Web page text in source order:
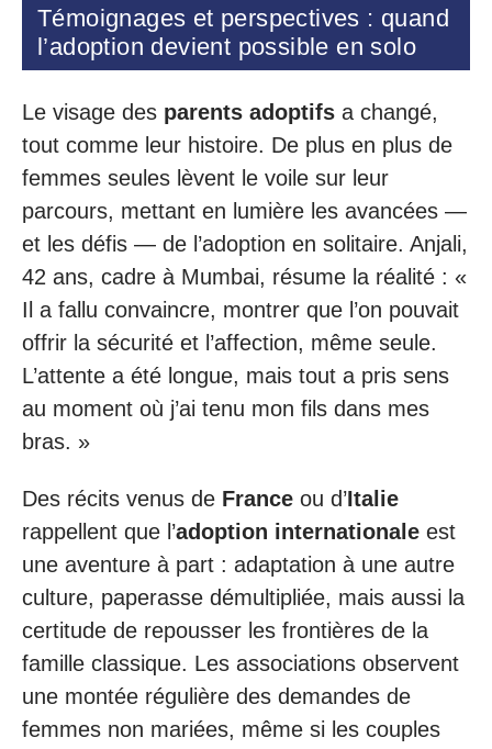
Témoignages et perspectives : quand
l’adoption devient possible en solo
Le visage des parents adoptifs a changé,
tout comme leur histoire. De plus en plus de
femmes seules lèvent le voile sur leur
parcours, mettant en lumière les avancées —
et les défis — de l’adoption en solitaire. Anjali,
42 ans, cadre à Mumbai, résume la réalité : «
Il a fallu convaincre, montrer que l’on pouvait
offrir la sécurité et l’affection, même seule.
L’attente a été longue, mais tout a pris sens
au moment où j’ai tenu mon fils dans mes
bras. »
Des récits venus de France ou d’Italie
rappellent que l’adoption internationale est
une aventure à part : adaptation à une autre
culture, paperasse démultipliée, mais aussi la
certitude de repousser les frontières de la
famille classique. Les associations observent
une montée régulière des demandes de
femmes non mariées, même si les couples